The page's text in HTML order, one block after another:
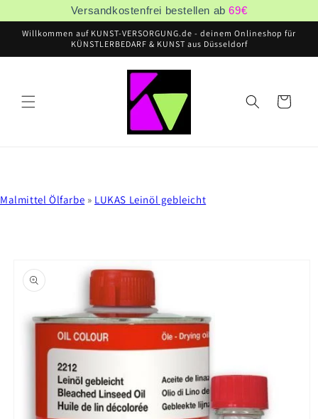
Versandkostenfrei bestellen ab69€
Inhalt
Willkommen auf KUNST-VERSORGUNG.de - deinem Onlineshop für
KÜNSTLERBEDARF & KUNST aus Düsseldorf
Warenkorb
Malmittel Ölfarbe » LUKAS Leinöl gebleicht